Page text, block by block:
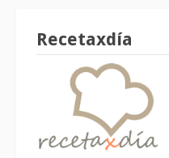
Recetaxdía